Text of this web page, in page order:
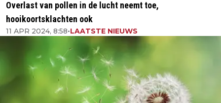
Overlast van pollen in de lucht neemt toe,
hooikoortsklachten ook
11 APR 2024, 8:58•LAATSTE NIEUWS